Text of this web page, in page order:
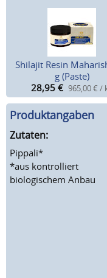
Shilajit Resin
g (Paste)
28,95 € 965,00 € /
Produktangaben
Zutaten:
Pippali*
*aus kontrolliert
biologischem Anbau